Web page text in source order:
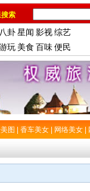
索
八卦星闻 影视综艺
玩 美食 百味便民
图 香车美女 网络美女